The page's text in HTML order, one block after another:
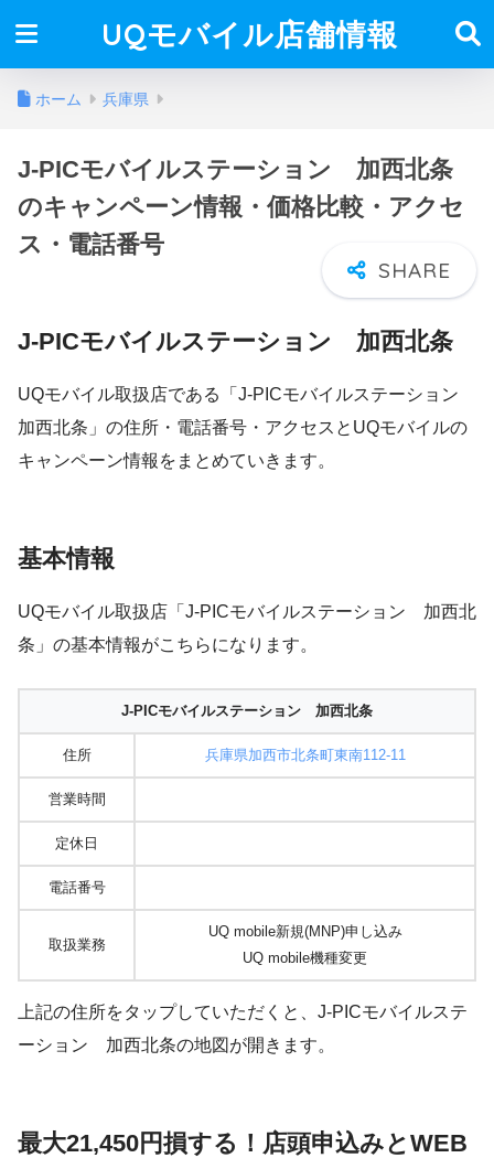
UQモバイル店舗情報
ホーム 兵庫県
J-PICモバイルステーション 加西北条
のキャンペーン情報・価格比較・アクセ
ス・電話番号
J-PICモバイルステーション 加西北条
UQモバイル取扱店である「J-PICモバイルステーション
加西北条」の住所・電話番号・アクセスとUQモバイルの
キャンペーン情報をまとめていきます。
基本情報
UQモバイル取扱店「J-PICモバイルステーション 加西北
条」の基本情報がこちらになります。
J-PICモバイルステーション 加西北条
住所 兵庫県加西市北条町東南112-11
営業時間
定休日
電話番号
取扱業務
UQ mobile新規(MNP)申し込み
UQ mobile機種変更
上記の住所をタップしていただくと、J-PICモバイルステ
ーション 加西北条の地図が開きます。
最大21,450円損する！店頭申込みとWEB